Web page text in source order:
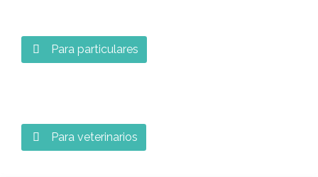
 Para particulares
 Para veterinarios